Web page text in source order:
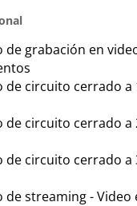
de grabación en
de circuito cerrado a
de circuito cerrado a
de circuito cerrado a
de streaming - Video